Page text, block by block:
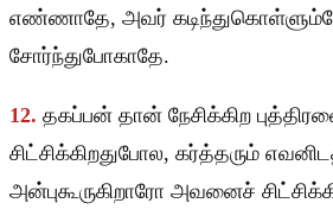
எண்ணாதே, அவர்
சோர்ந்துபோகாதே.
12. தகப்பன் தான் நேசிக்கிற
சிட்சிக்கிறதுபோல, கர்த்தரும்
அன்புகூருகிறாரோ அவனைச்